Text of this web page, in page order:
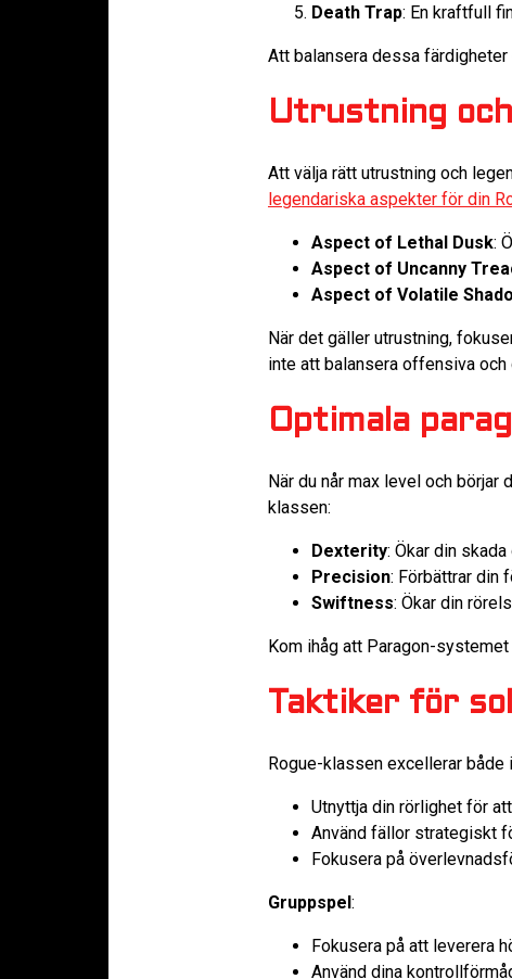
Death Trap: En kraftfull
Att balansera dessa
Utrustning
Att välja rätt utrustning och
legendariska aspekter för din
Aspect of Lethal Dusk:
Aspect of Uncanny
Aspect of Volatile
När det gäller utrustning,
inte att balansera offensiva
Optimala
När du når max level och
klassen:
Dexterity: Ökar din
Precision: Förbättrar din
Swiftness: Ökar din
Kom ihåg att Paragon-
Taktiker för
Rogue-klassen excellerar både
Utnyttja din rörlighet för
Använd fällor strategiskt
Fokusera på
Gruppspel:
Fokusera på att leverera
Använd dina